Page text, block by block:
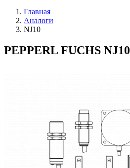
Главная
Аналоги
NJ10
PEPPERL FUCHS NJ10